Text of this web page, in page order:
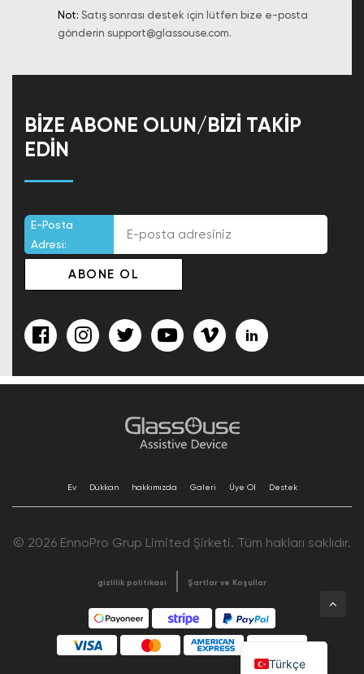
Not: Satış sonrası destek için lütfen bize e-posta
gönderin support@glassouse.com.
BIZE ABONE OLUN/BIZI TAKIP
EDIN
E-Posta
Adresi:
Ev Dükkan hakkımızda Galeri Üye Ol Destek
© 2026 EnnoPro Grup Limited Şirketi. Tüm hakları saklıdır.
gizlilik politikası Şartlar ve Koşullar
Türkçe